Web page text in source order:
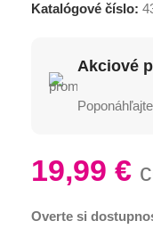
Katalógové číslo:
Akciové
19,99 €
Overte si